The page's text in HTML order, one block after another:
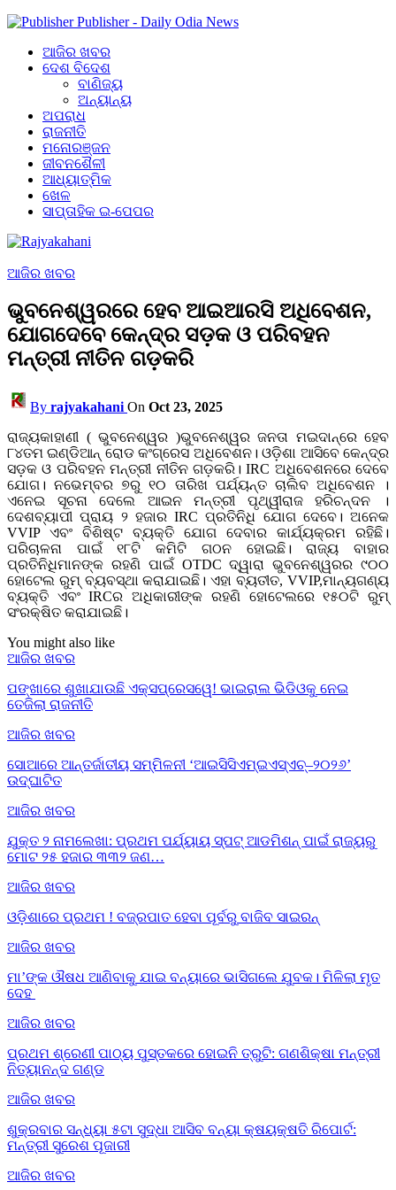
Publisher - Daily Odia News
ଆଜିର ଖବର
ଦେଶ ବିଦେଶ
ବାଣିଜ୍ୟ
ଅନ୍ୟାନ୍ୟ
ଅପରାଧ
ରାଜନୀତି
ମନୋରଞ୍ଜନ
ଜୀବନଶୈଳୀ
ଆଧ୍ୟାତ୍ମିକ
ଖେଳ
ସାପ୍ତାହିକ ଇ-ପେପର
ଆଜିର ଖବର
ଭୁବନେଶ୍ୱରରେ ହେବ ଆଇଆରସି ଅଧିବେଶନ,
ଯୋଗଦେବେ କେନ୍ଦ୍ର ସଡ଼କ ଓ ପରିବହନ
ମନ୍ତ୍ରୀ ନୀତିନ ଗଡ଼କରି
By rajyakahani On Oct 23, 2025
ରାଜ୍ୟକାହାଣୀ ( ଭୁବନେଶ୍ୱର )ଭୁବନେଶ୍ୱର ଜନତା ମଇଦାନ୍‌ରେ ହେବ
୮୪ତମ ଇଣ୍ଡିଆନ୍ ରୋଡ କଂଗ୍ରେସ ଅଧିବେଶନ। ଓଡ଼ିଶା ଆସିବେ କେନ୍ଦ୍ର
ସଡ଼କ ଓ ପରିବହନ ମନ୍ତ୍ରୀ ନୀତିନ ଗଡ଼କରି। IRC ଅଧିବେଶନରେ ଦେବେ
ଯୋଗ। ନଭେମ୍ବର ୭ରୁ ୧୦ ତାରିଖ ପର୍ଯ୍ୟନ୍ତ ଚାଲିବ ଅଧିବେଶନ ।
ଏନେଇ ସୂଚନା ଦେଲେ ଆଇନ ମନ୍ତ୍ରୀ ପୃଥ୍ୱୀରାଜ ହରିଚନ୍ଦନ ।
ଦେଶବ୍ୟାପୀ ପ୍ରାୟ ୨ ହଜାର IRC ପ୍ରତିନିଧି ଯୋଗ ଦେବେ। ଅନେକ
VVIP ଏବଂ ବିଶିଷ୍ଟ ବ୍ୟକ୍ତି ଯୋଗ ଦେବାର କାର୍ଯ୍ୟକ୍ରମ ରହିଛି।
ପରିଚାଳନା ପାଇଁ ୧୮ଟି କମିଟି ଗଠନ ହୋଇଛି। ରାଜ୍ୟ ବାହାର
ପ୍ରତିନିଧିମାନଙ୍କ ରହଣି ପାଇଁ OTDC ଦ୍ୱାରା ଭୁବନେଶ୍ୱରର ୯୦୦
ହୋଟେଲ ରୁମ୍ ବ୍ୟବସ୍ଥା କରାଯାଇଛି। ଏହା ବ୍ୟତୀତ, VVIP,ମାନ୍ୟଗଣ୍ୟ
ବ୍ୟକ୍ତି ଏବଂ IRCର ଅଧିକାରୀଙ୍କ ରହଣି ହୋଟେଲରେ ୧୫୦ଟି ରୁମ୍
ସଂରକ୍ଷିତ କରାଯାଇଛି।
You might also like
ଆଜିର ଖବର
ପଙ୍ଖାରେ ଶୁଖାଯାଉଛି ଏକ୍ସପ୍ରେସୱେ! ଭାଇରାଲ ଭିଡିଓକୁ ନେଇ
ତେଜିଲା ରାଜନୀତି
ଆଜିର ଖବର
ସୋଆରେ ଆନ୍ତର୍ଜାତୀୟ ସମ୍ମିଳନୀ ‘ଆଇସିସିଏମ୍‌ଇଏସ୍‌ଏଚ୍‌–୨୦୨୬’
ଉଦ୍‌ଘାଟିତ
ଆଜିର ଖବର
ଯୁକ୍ତ ୨ ନାମଲେଖା: ପ୍ରଥମ ପର୍ଯ୍ୟାୟ ସ୍ପଟ୍ ଆଡମିଶନ୍ ପାଇଁ ରାଜ୍ୟରୁ
ମୋଟ ୨୫ ହଜାର ୩୩୨ ଜଣ…
ଆଜିର ଖବର
ଓଡ଼ିଶାରେ ପ୍ରଥମ ! ବଜ୍ରପାତ ହେବା ପୂର୍ବରୁ ବାଜିବ ସାଇରନ୍
ଆଜିର ଖବର
ମା’ଙ୍କ ଔଷଧ ଆଣିବାକୁ ଯାଇ ବନ୍ୟାରେ ଭାସିଗଲେ ଯୁବକ। ମିଳିଲା ମୃତ
ଦେହ
ଆଜିର ଖବର
ପ୍ରଥମ ଶ୍ରେଣୀ ପାଠ୍ୟ ପୁସ୍ତକରେ ହୋଇନି ତ୍ରୁଟି: ଗଣଶିକ୍ଷା ମନ୍ତ୍ରୀ
ନିତ୍ୟାନନ୍ଦ ଗଣ୍ଡ
ଆଜିର ଖବର
ଶୁକ୍ରବାର ସନ୍ଧ୍ୟା ୫ଟା ସୁଦ୍ଧା ଆସିବ ବନ୍ୟା କ୍ଷୟକ୍ଷତି ରିପୋର୍ଟ:
ମନ୍ତ୍ରୀ ସୁରେଶ ପୂଜାରୀ
ଆଜିର ଖବର